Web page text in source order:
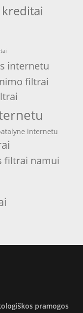
internetu
filtrai
internetu
filtrai namui
pramogos